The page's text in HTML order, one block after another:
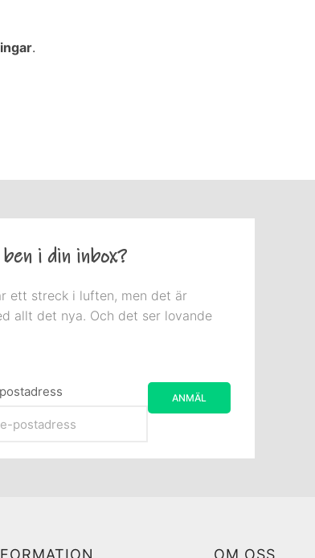
.
i din inbox?
ett streck i luften, men det är
allt det nya. Och det ser lovande
OM OSS